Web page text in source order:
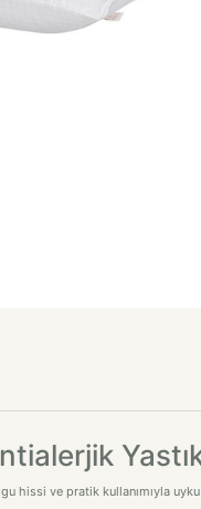
hissi ve pratik kullanımıyla